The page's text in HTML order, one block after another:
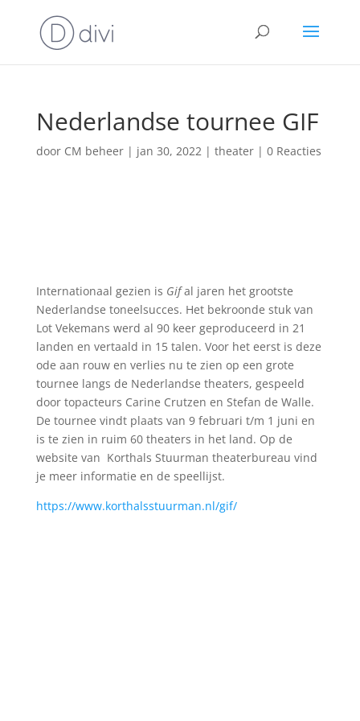
Nederlandse tournee GIF
door CM beheer| jan 30, 2022| theater| 0 Reacties
Internationaal gezien is Gifal jaren het grootste
Nederlandse toneelsucces. Het bekroonde stuk van
Lot Vekemans werd al 90 keer geproduceerd in 21
landen en vertaald in 15 talen. Voor het eerst is deze
ode aan rouw en verlies nu te zien op een grote
tournee langs de Nederlandse theaters, gespeeld
door topacteurs Carine Crutzen en Stefan de Walle.
De tournee vindt plaats van 9 februari t/m 1 juni en
is te zien in ruim 60 theaters in het land. Op de
website van Korthals Stuurman theaterbureau vind
je meer informatie en de speellijst.
https://www.korthalsstuurman.nl/gif/